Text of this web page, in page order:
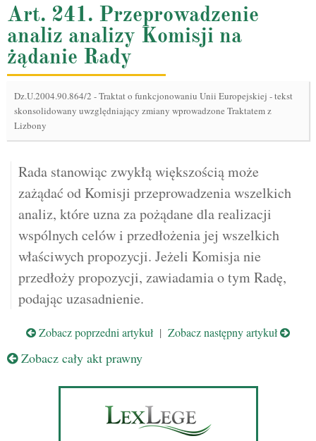
Art. 241. Przeprowadzenie
analiz analizy Komisji na
żądanie Rady
Dz.U.2004.90.864/2 -Traktat o funkcjonowaniu Unii Europejskiej - tekst
skonsolidowany uwzględniający zmiany wprowadzone Traktatem z
Lizbony
Rada stanowiąc zwykłą większością może
zażądać od Komisji przeprowadzenia wszelkich
analiz, które uzna za pożądane dla realizacji
wspólnych celów i przedłożenia jej wszelkich
właściwych propozycji. Jeżeli Komisja nie
przedłoży propozycji, zawiadamia o tym Radę,
podając uzasadnienie.
Zobacz poprzedni artykuł | Zobacz następny artykuł
Zobacz cały akt prawny